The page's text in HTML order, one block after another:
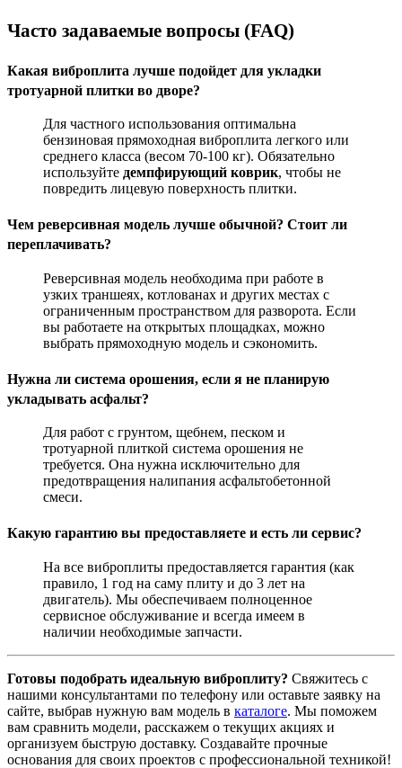
Часто задаваемые вопросы (FAQ)
Какая виброплита лучше подойдет для укладки
тротуарной плитки во дворе?
Для частного использования оптимальна
бензиновая прямоходная виброплита легкого или
среднего класса (весом 70-100 кг). Обязательно
используйте демпфирующий коврик, чтобы не
повредить лицевую поверхность плитки.
Чем реверсивная модель лучше обычной? Стоит ли
переплачивать?
Реверсивная модель необходима при работе в
узких траншеях, котлованах и других местах с
ограниченным пространством для разворота. Если
вы работаете на открытых площадках, можно
выбрать прямоходную модель и сэкономить.
Нужна ли система орошения, если я не планирую
укладывать асфальт?
Для работ с грунтом, щебнем, песком и
тротуарной плиткой система орошения не
требуется. Она нужна исключительно для
предотвращения налипания асфальтобетонной
смеси.
Какую гарантию вы предоставляете и есть ли сервис?
На все виброплиты предоставляется гарантия (как
правило, 1 год на саму плиту и до 3 лет на
двигатель). Мы обеспечиваем полноценное
сервисное обслуживание и всегда имеем в
наличии необходимые запчасти.
Готовы подобрать идеальную виброплиту? Свяжитесь с
нашими консультантами по телефону или оставьте заявку на
сайте, выбрав нужную вам модель в каталоге. Мы поможем
вам сравнить модели, расскажем о текущих акциях и
организуем быструю доставку. Создавайте прочные
основания для своих проектов с профессиональной техникой!